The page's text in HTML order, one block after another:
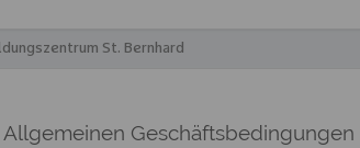
Allgemeinen Geschäftsbedingungen